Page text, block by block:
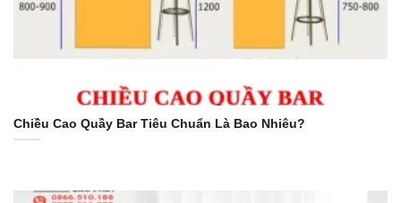
Chiều Cao Quầy Bar Tiêu Chuẩn Là Bao Nhiêu?